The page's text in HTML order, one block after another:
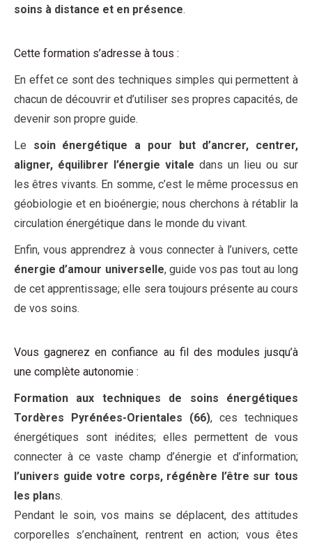
soins à distance et en présence.
Cette formation s’adresse à tous :
En effet ce sont des techniques simples qui permettent à
chacun de découvrir et d’utiliser ses propres capacités, de
devenir son propre guide.
Le soin énergétique a pour but d’ancrer, centrer,
aligner, équilibrer l’énergie vitale dans un lieu ou sur
les êtres vivants. En somme, c’est le même processus en
géobiologie et en bioénergie; nous cherchons à rétablir la
circulation énergétique dans le monde du vivant.
Enfin, vous apprendrez à vous connecter à l’univers, cette
énergie d’amour universelle, guide vos pas tout au long
de cet apprentissage; elle sera toujours présente au cours
de vos soins.
Vous gagnerez en confiance au fil des modules jusqu’à
une complète autonomie :
Formation aux techniques de soins énergétiques
Tordères Pyrénées-Orientales (66), ces techniques
énergétiques sont inédites; elles permettent de vous
connecter à ce vaste champ d’énergie et d’information;
l’univers guide votre corps, régénère l’être sur tous
les plans.
Pendant le soin, vos mains se déplacent, des attitudes
corporelles s’enchaînent, rentrent en action; vous êtes